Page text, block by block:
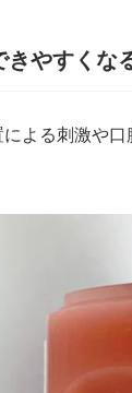
きやすくな
よる刺激や